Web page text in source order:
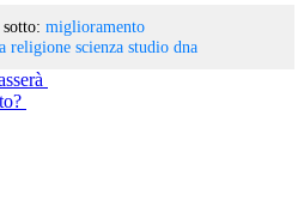
miglioramento
religione scienza studio dna